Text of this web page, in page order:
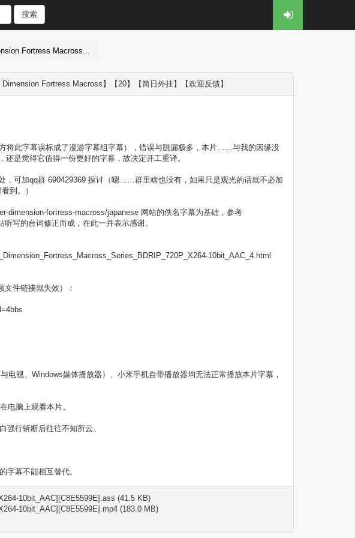
搜索
Fortress Macross...
Fortress Macross】【20】【简日外挂】【欢迎反馈】​
将此字幕误标成了漫游字幕组字幕），错误与脱漏极多，本片……与我的因缘没
是觉得它值得一份更好的字幕，故决定开工重译。
，可加qq群 690429369 探讨（嗯……群里啥也没有，如果只是观光的话就不必加
到。）
dimension-fortress-macross/japanese 网站的佚名字幕为基础，参考
写的台词修正而成，在此一并表示感谢。
10bit_AAC_4.html
件链接就失效）：
电视、Windows媒体播放器）、小米手机自带播放器均无法正常播放本片字幕，
电脑上观看本片。
强行斩断后往往不知所云。
字幕不能相互替代。
10bit_AAC][C8E5599E].ass (41.5 KB)
10bit_AAC][C8E5599E].mp4 (183.0 MB)